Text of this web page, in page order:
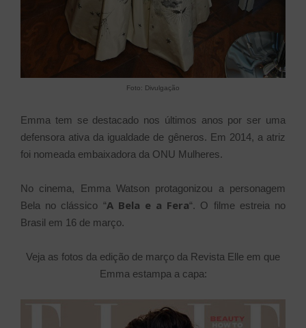
Foto: Divulgação
Emma tem se destacado nos últimos anos por ser uma
defensora ativa da igualdade de gêneros. Em 2014, a atriz
foi nomeada embaixadora da ONU Mulheres.
No cinema, Emma Watson protagonizou a personagem
Bela no clássico “A Bela e a Fera“. O filme estreia no
Brasil em 16 de março.
Veja as fotos da edição de março da Revista Elle em que
Emma estampa a capa: